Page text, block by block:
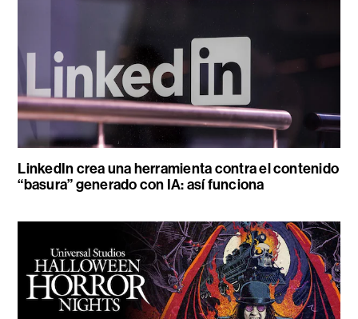
LinkedIn crea una herramienta contra el contenido
“basura” generado con IA: así funciona